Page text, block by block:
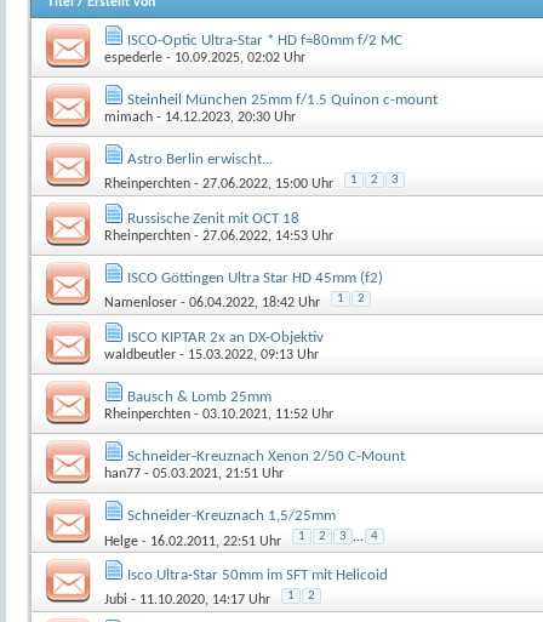
ISCO-Optic Ultra-Star * HD f=80mm f/2 MC
espederle - 10.09.2025, 02:02 Uhr
Steinheil München 25mm f/1.5 Quinon c-mount
mimach - 14.12.2023, 20:30 Uhr
Astro Berlin erwischt...
Rheinperchten - 27.06.2022, 15:00 Uhr 1 2 3
Russische Zenit mit OCT 18
Rheinperchten - 27.06.2022, 14:53 Uhr
ISCO Göttingen Ultra Star HD 45mm (f2)
Namenloser - 06.04.2022, 18:42 Uhr 1 2
ISCO KIPTAR 2x an DX-Objektiv
waldbeutler - 15.03.2022, 09:13 Uhr
Bausch & Lomb 25mm
Rheinperchten - 03.10.2021, 11:52 Uhr
Schneider-Kreuznach Xenon 2/50 C-Mount
han77 - 05.03.2021, 21:51 Uhr
Schneider-Kreuznach 1,5/25mm
Helge - 16.02.2011, 22:51 Uhr 1 2 3 ... 4
Isco Ultra-Star 50mm im SFT mit Helicoid
Jubi - 11.10.2020, 14:17 Uhr 1 2